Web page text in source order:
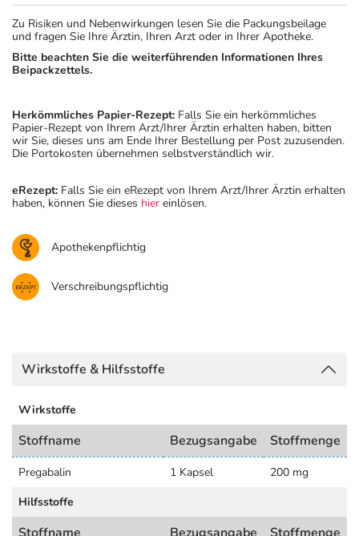
Zu Risiken und Nebenwirkungen lesen Sie die Packungsbeilage
und fragen Sie Ihre Ärztin, Ihren Arzt oder in Ihrer Apotheke.
Bitte beachten Sie die weiterführenden Informationen Ihres
Beipackzettels.
Herkömmliches Papier-Rezept: Falls Sie ein herkömmliches
Papier-Rezept von Ihrem Arzt/Ihrer Ärztin erhalten haben, bitten
wir Sie, dieses uns am Ende Ihrer Bestellung per Post zuzusenden.
Die Portokosten übernehmen selbstverständlich wir.
eRezept: Falls Sie ein eRezept von Ihrem Arzt/Ihrer Ärztin erhalten
haben, können Sie dieses hier einlösen.
Apothekenpflichtig
Verschreibungspflichtig
Wirkstoffe & Hilfsstoffe
Wirkstoffe
Stoffname Bezugsangabe Stoffmenge
Pregabalin 1 Kapsel
200 mg
Hilfsstoffe